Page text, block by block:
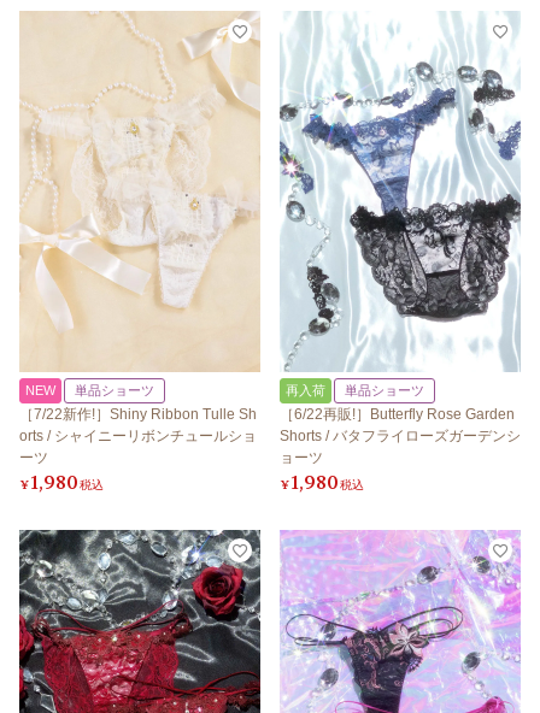
NEW 単品ショーツ
［7/22新作!］Shiny Ribbon Tulle Sh
orts / シャイニーリボンチュールショ
ーツ
¥1,980税込
再入荷 単品ショーツ
［6/22再販!］Butterfly Rose Garden
Shorts / バタフライローズガーデンシ
ョーツ
¥1,980税込